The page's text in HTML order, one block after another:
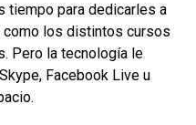
tiempo para dedicarles a
los distintos cursos
Pero la tecnología le
Facebook Live u